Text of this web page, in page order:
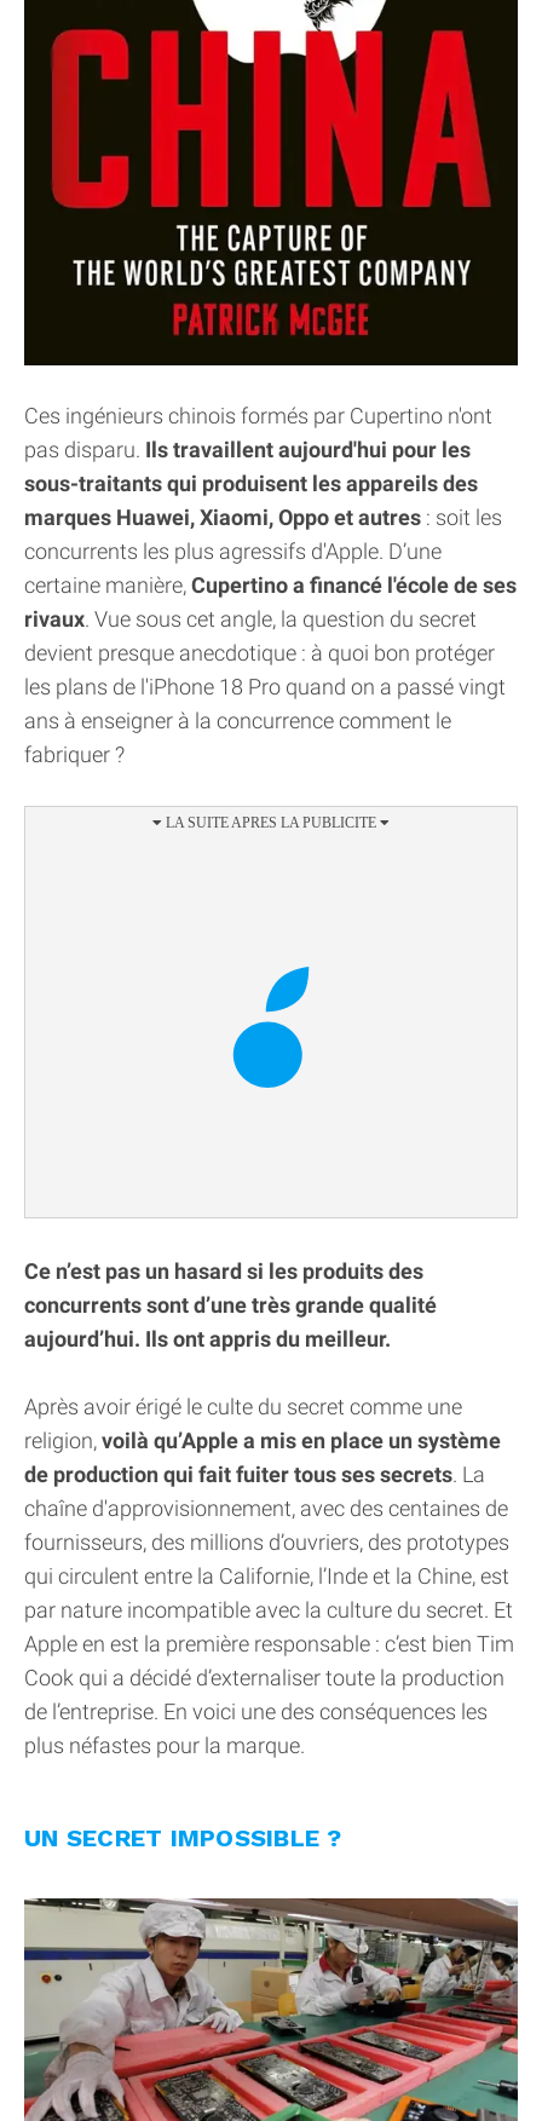
Ces ingénieurs chinois formés par Cupertino n'ont
pas disparu. Ils travaillent aujourd'hui pour les
sous-traitants qui produisent les appareils des
marques Huawei, Xiaomi, Oppo et autres : soit les
concurrents les plus agressifs d'Apple. D’une
certaine manière,Cupertino a financé l'école de ses
rivaux. Vue sous cet angle, la question du secret
devient presque anecdotique : à quoi bon protéger
les plans de l'iPhone 18 Pro quand on a passé vingt
ans à enseigner à la concurrence comment le
fabriquer ?
Ce n’est pas un hasard si les produits des
concurrents sont d’une très grande qualité
aujourd’hui. Ils ont appris du meilleur.
Après avoir érigé le culte du secret comme une
religion,voilà qu’Apple a mis en place un système
de production qui fait fuiter tous ses secrets. La
chaîne d'approvisionnement, avec des centaines de
fournisseurs, des millions d’ouvriers, des prototypes
qui circulent entre la Californie, l’Inde et la Chine, est
par nature incompatible avec la culture du secret. Et
Apple en est la première responsable : c’est bien Tim
Cook qui a décidé d’externaliser toute la production
de l’entreprise. En voici une des conséquences les
plus néfastes pour la marque.
UN SECRET IMPOSSIBLE ?